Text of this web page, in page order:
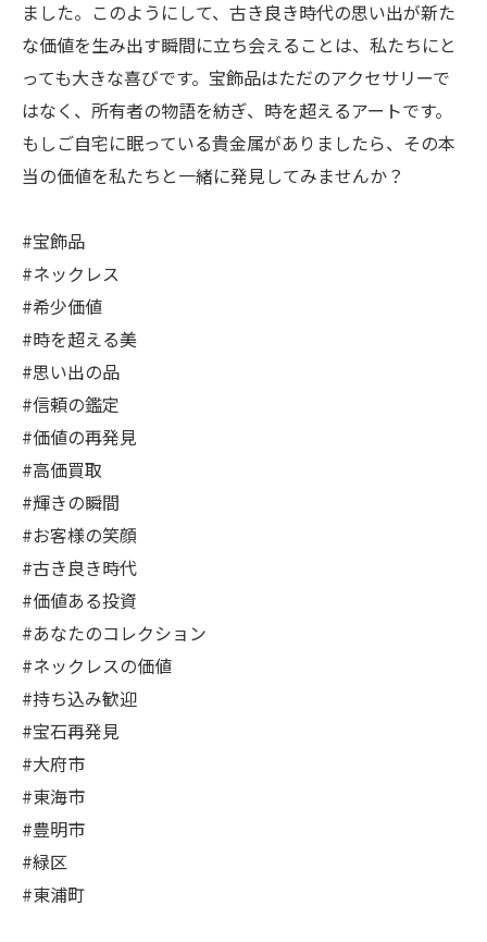
ました。このようにして、古き良き時代の思い出が新た
な価値を生み出す瞬間に立ち会えることは、私たちにと
っても大きな喜びです。宝飾品はただのアクセサリーで
はなく、所有者の物語を紡ぎ、時を超えるアートです。
もしご自宅に眠っている貴金属がありましたら、その本
当の価値を私たちと一緒に発見してみませんか？
#宝飾品
#ネックレス
#希少価値
#時を超える美
#思い出の品
#信頼の鑑定
#価値の再発見
#高価買取
#輝きの瞬間
#お客様の笑顔
#古き良き時代
#価値ある投資
#あなたのコレクション
#ネックレスの価値
#持ち込み歓迎
#宝石再発見
#大府市
#東海市
#豊明市
#緑区
#東浦町